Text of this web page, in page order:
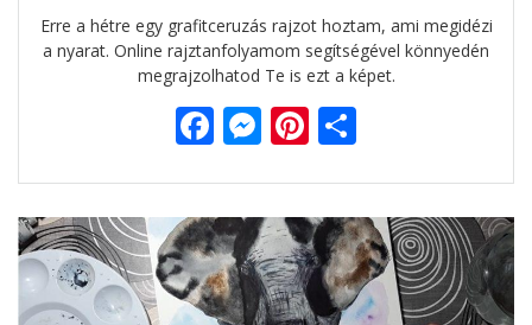
Erre a hétre egy grafitceruzás rajzot hoztam, ami megidézi
a nyarat. Online rajztanfolyamom segítségével könnyedén
megrajzolhatod Te is ezt a képet.
F
e
b
o
M
ss
e
n
Pi
er
e
st
za
m
e